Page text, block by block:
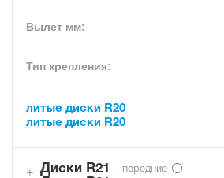
литые диски R20
литые диски R20
Диски R21 – передние